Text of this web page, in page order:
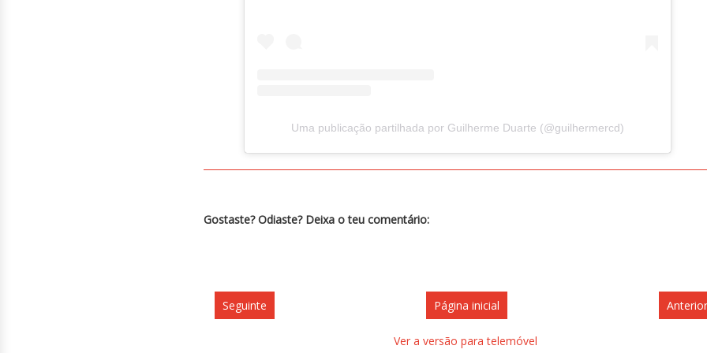
Uma publicação partilhada por Guilherme Duarte (@guilhermercd)
Gostaste? Odiaste? Deixa o teu comentário:
Seguinte Anterior
Página inicial
Ver a versão para telemóvel